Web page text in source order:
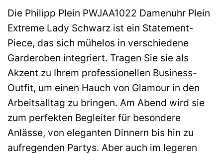
Die Philipp Plein PWJAA1022 Damenuhr Plein
Extreme Lady Schwarz ist ein Statement-
Piece, das sich mühelos in verschiedene
Garderoben integriert. Tragen Sie sie als
Akzent zu Ihrem professionellen Business-
Outfit, um einen Hauch von Glamour in den
Arbeitsalltag zu bringen. Am Abend wird sie
zum perfekten Begleiter für besondere
Anlässe, von eleganten Dinnern bis hin zu
aufregenden Partys. Aber auch im legeren